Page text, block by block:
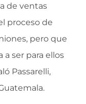
de ventas
proceso de
pero que
ser para ellos
Passarelli,